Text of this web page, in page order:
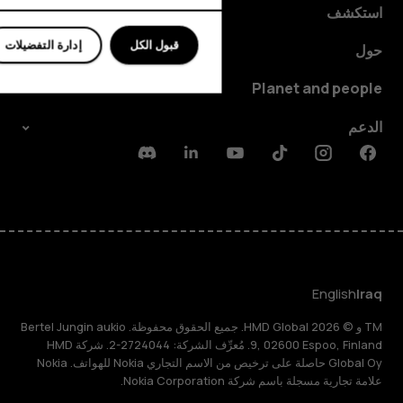
استكشف
حول
Planet and people
الدعم
Facebook
Instagram
Tiktok
Youtube
Linkedin
Discord
Iraq
English
TM و © 2026 HMD Global. جميع الحقوق محفوظة. Bertel Jungin aukio
9, 02600 Espoo, Finland. مُعرِّف الشركة: 2724044-2. شركة HMD
Global Oy حاصلة على ترخيص من الاسم التجاري Nokia للهواتف. Nokia
علامة تجارية مسجلة باسم شركة Nokia Corporation.
إدارة التفضيلات قبول الكل